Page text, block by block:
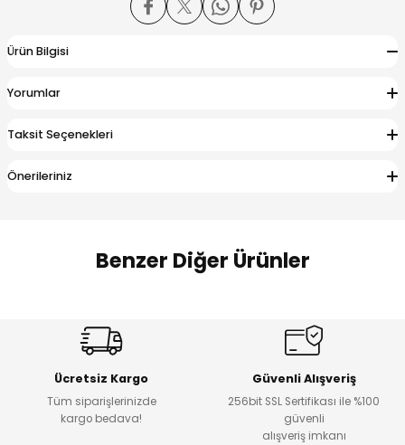
Ürün Bilgisi
Yorumlar
Taksit Seçenekleri
Önerileriniz
Benzer Diğer Ürünler
Dantelya Kız Çocuk Tişört
Puba Unisex Kot 3’lü Takım
Ücretsiz Kargo
Tüm siparişlerinizde
kargo bedava!
Güvenli Alışveriş
256bit SSL Sertifikası ile %100
güvenli
alışveriş imkanı
ve Taç